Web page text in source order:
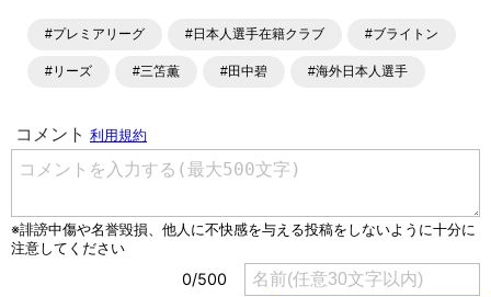
ます。「X」「Instagram」「YouTube」「TikTok」など、
#プレミアリーグ #日本人選手在籍クラブ #ブライトン
#リーズ #三笘薫 #田中碧 #海外日本人選手